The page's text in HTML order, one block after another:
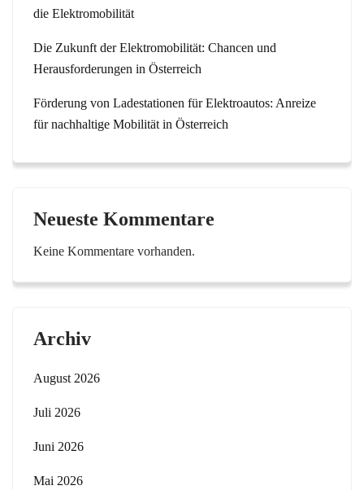
die Elektromobilität
Die Zukunft der Elektromobilität: Chancen und
Herausforderungen in Österreich
Förderung von Ladestationen für Elektroautos: Anreize
für nachhaltige Mobilität in Österreich
Neueste Kommentare
Keine Kommentare vorhanden.
Archiv
August 2026
Juli 2026
Juni 2026
Mai 2026